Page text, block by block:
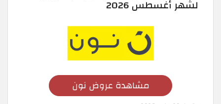
لشهر أغسطس 2026
مشاهدة عروض نون